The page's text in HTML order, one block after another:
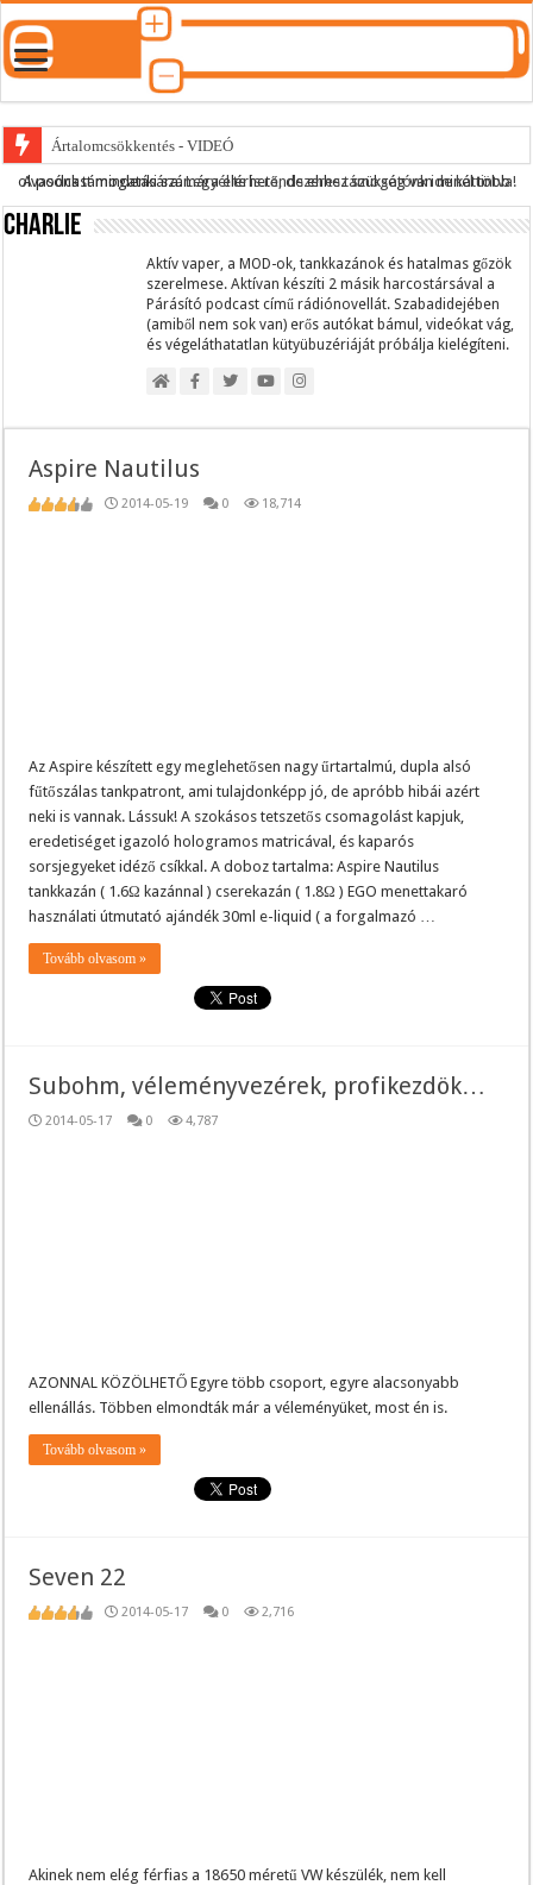
Ártalomcsökkentés - VIDEÓ
E-cigi használati szokások 2.0
Android Podcast alkalmazás letöltése
Párásító podcast lejátszási lista
A podcast mindenki számára elérhető, de ehhez szükség van minél több olvasónk támogatására.Legyél te is rendszeres támogatónk ide kattintva!
Charlie
Aktív vaper, a MOD-ok, tankkazánok és hatalmas gőzök
szerelmese. Aktívan készíti 2 másik harcostársával a
Párásító podcast című rádiónovellát. Szabadidejében
(amiből nem sok van) erős autókat bámul, videókat vág,
és végeláthatatlan kütyübuzériáját próbálja kielégíteni.
Aspire Nautilus
2014-05-19 0 18,714
Az Aspire készített egy meglehetősen nagy űrtartalmú, dupla alsó
fűtőszálas tankpatront, ami tulajdonképp jó, de apróbb hibái azért
neki is vannak. Lássuk! A szokásos tetszetős csomagolást kapjuk,
eredetiséget igazoló hologramos matricával, és kaparós
sorsjegyeket idéző csíkkal. A doboz tartalma: Aspire Nautilus
tankkazán ( 1.6Ω kazánnal ) cserekazán ( 1.8Ω ) EGO menettakaró
használati útmutató ajándék 30ml e-liquid ( a forgalmazó …
Tovább olvasom »
Subohm, véleményvezérek, profikezdök…
2014-05-17 0 4,787
AZONNAL KÖZÖLHETŐ Egyre több csoport, egyre alacsonyabb
ellenállás. Többen elmondták már a véleményüket, most én is.
Tovább olvasom »
Seven 22
2014-05-17 0 2,716
Akinek nem elég férfias a 18650 méretű VW készülék, nem kell